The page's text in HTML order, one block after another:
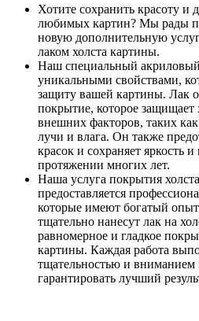
Хотите сохранить красоту и
любимых картин? Мы рады
новую дополнительную
лаком холста картины.
Наш специальный акриловый
уникальными свойствами,
защиту вашей картины. Лак
покрытие, которое защищает
внешних факторов, таких
лучи и влага. Он также
красок и сохраняет яркость
протяжении многих лет.
Наша услуга покрытия
предоставляется
которые имеют богатый
тщательно нанесут лак на
равномерное и гладкое
картины. Каждая работа
тщательностью и вниманием
гарантировать лучший